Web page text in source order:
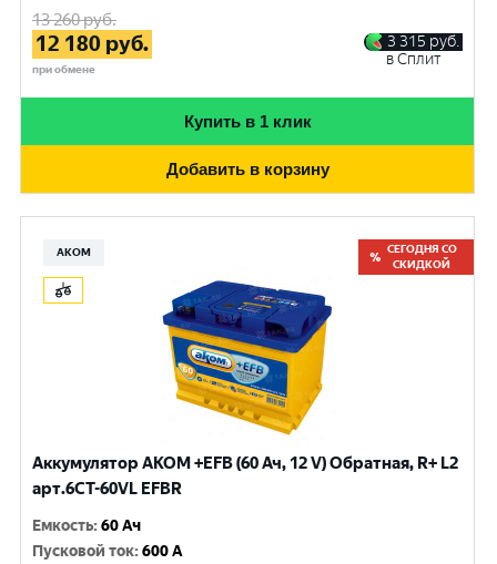
13 260руб.
12 180 руб.
при обмене
3 315 руб.
в Сплит
Купить в 1 клик
Добавить в корзину
АКОМ
СЕГОДНЯ СО
СКИДКОЙ
Аккумулятор AKOM +EFB (60 Ач, 12 V) Обратная, R+ L2
арт.6CТ-60VL EFBR
Емкость:60 Ач
Пусковой ток:600 A